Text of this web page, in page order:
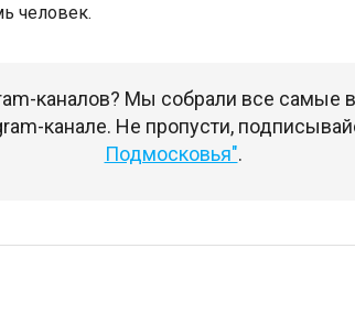
человек.
каналов? Мы собрали все самые
канале. Не пропусти,
Подмосковья".